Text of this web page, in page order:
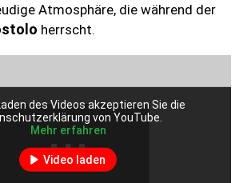
Atmosphäre, die während der
herrscht.
des Videos akzeptieren Sie die
von YouTube.
Mehr erfahren
Video laden